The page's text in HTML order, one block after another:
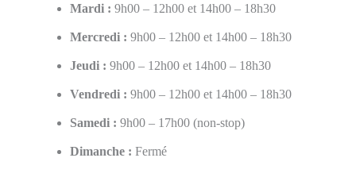
Mardi : 9h00 – 12h00 et 14h00 – 18h30
Mercredi : 9h00 – 12h00 et 14h00 – 18h30
Jeudi : 9h00 – 12h00 et 14h00 – 18h30
Vendredi : 9h00 – 12h00 et 14h00 – 18h30
Samedi : 9h00 – 17h00 (non-stop)
Dimanche : Fermé